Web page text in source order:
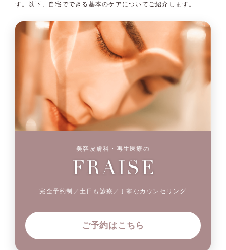
す。以下、自宅でできる基本のケアについてご紹介します。
美容皮膚科・再生医療の
完全予約制／土日も診療／丁寧なカウンセリング
ご予約はこちら